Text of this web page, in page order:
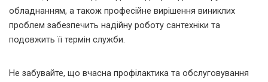
обладнанням, а також професійне вирішення виниклих
проблем забезпечить надійну роботу сантехніки та
подовжить її термін служби.
Не забувайте, що вчасна профілактика та обслуговування